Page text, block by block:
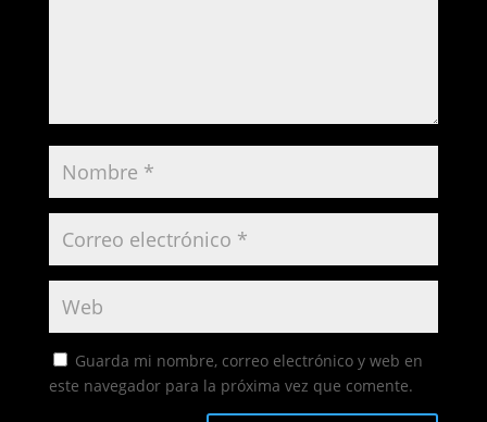
Guarda mi nombre, correo electrónico y web en
este navegador para la próxima vez que comente.